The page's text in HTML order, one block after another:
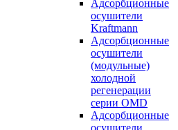
Адсорбционные
осушители
Kraftmann
Адсорбционные
осушители
(модульные)
холодной
регенерации
серии OMD
Адсорбционные
осушители